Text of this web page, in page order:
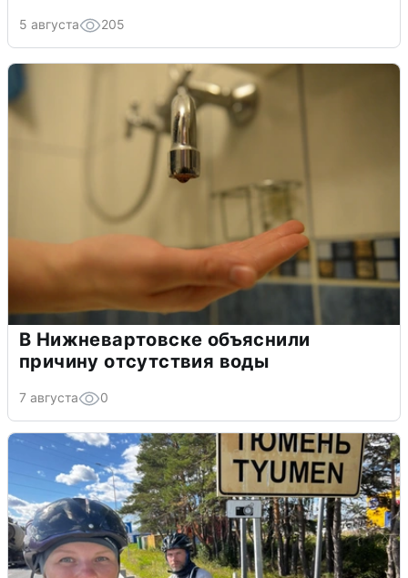
5 августа 205
В Нижневартовске объяснили
причину отсутствия воды
7 августа 0